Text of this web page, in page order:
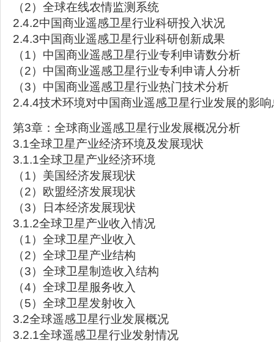
（2）全球在线农情监测系统
2.4.2中国商业遥感卫星行业科研投入状况
2.4.3中国商业遥感卫星行业科研创新成果
（1）中国商业遥感卫星行业专利申请数分析
（2）中国商业遥感卫星行业专利申请人分析
（3）中国商业遥感卫星行业热门技术分析
2.4.4技术环境对中国商业遥感卫星行业发展的影
第3章：全球商业遥感卫星行业发展概况分析
3.1全球卫星产业经济环境及发展现状
3.1.1全球卫星产业经济环境
（1）美国经济发展现状
（2）欧盟经济发展现状
（3）日本经济发展现状
3.1.2全球卫星产业收入情况
（1）全球卫星产业收入
（2）全球卫星产业结构
（3）全球卫星制造收入结构
（4）全球卫星服务收入
（5）全球卫星发射收入
3.2全球遥感卫星行业发展概况
3.2.1全球遥感卫星行业发射情况